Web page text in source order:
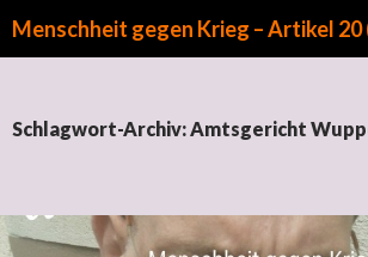
Schlagwort-Archiv: Amtsgericht